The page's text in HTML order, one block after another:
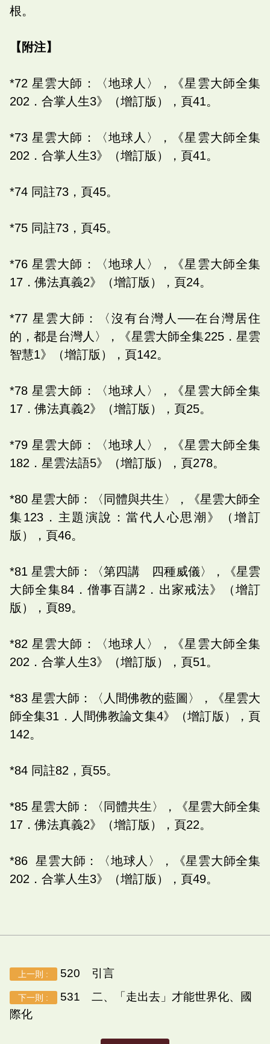
根。
【附注】
*72 星雲大師：〈地球人〉，《星雲大師全集
202．合掌人生3》（增訂版），頁41。
*73 星雲大師：〈地球人〉，《星雲大師全集
202．合掌人生3》（增訂版），頁41。
*74 同註73，頁45。
*75 同註73，頁45。
*76 星雲大師：〈地球人〉，《星雲大師全集
17．佛法真義2》（增訂版），頁24。
*77 星雲大師：〈沒有台灣人──在台灣居住
的，都是台灣人〉，《星雲大師全集225．星雲
智慧1》（增訂版），頁142。
*78 星雲大師：〈地球人〉，《星雲大師全集
17．佛法真義2》（增訂版），頁25。
*79 星雲大師：〈地球人〉，《星雲大師全集
182．星雲法語5》（增訂版），頁278。
*80 星雲大師：〈同體與共生〉，《星雲大師全
集123．主題演說：當代人心思潮》（增訂
版），頁46。
*81 星雲大師：〈第四講 四種威儀〉，《星雲
大師全集84．僧事百講2．出家戒法》（增訂
版），頁89。
*82 星雲大師：〈地球人〉，《星雲大師全集
202．合掌人生3》（增訂版），頁51。
*83 星雲大師：〈人間佛教的藍圖〉，《星雲大
師全集31．人間佛教論文集4》（增訂版），頁
142。
*84 同註82，頁55。
*85 星雲大師：〈同體共生〉，《星雲大師全集
17．佛法真義2》（增訂版），頁22。
*86 星雲大師：〈地球人〉，《星雲大師全集
202．合掌人生3》（增訂版），頁49。
上一則 : 520 引言
下一則 :
531 二、「走出去」才能世界化、國
際化